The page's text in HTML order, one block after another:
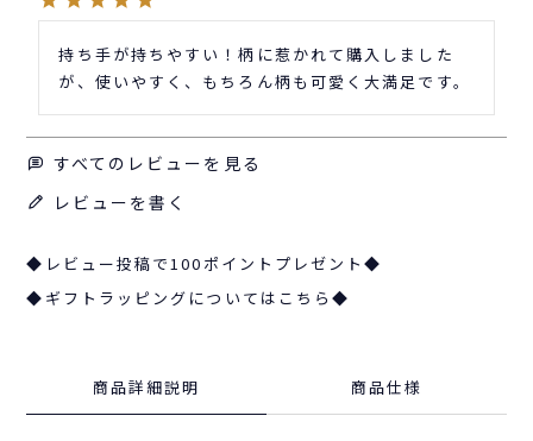
持ち手が持ちやすい！柄に惹かれて購入しました
が、使いやすく、もちろん柄も可愛く大満足です。
すべてのレビューを見る
レビューを書く
◆レビュー投稿で100ポイントプレゼント◆
◆ギフトラッピングについてはこちら◆
商品詳細説明 商品仕様